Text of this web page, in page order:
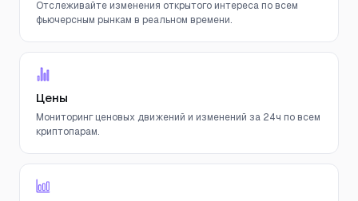
Отслеживайте изменения открытого интереса по всем
фьючерсным рынкам в реальном времени.
Цены
Мониторинг ценовых движений и изменений за 24ч по всем
криптопарам.